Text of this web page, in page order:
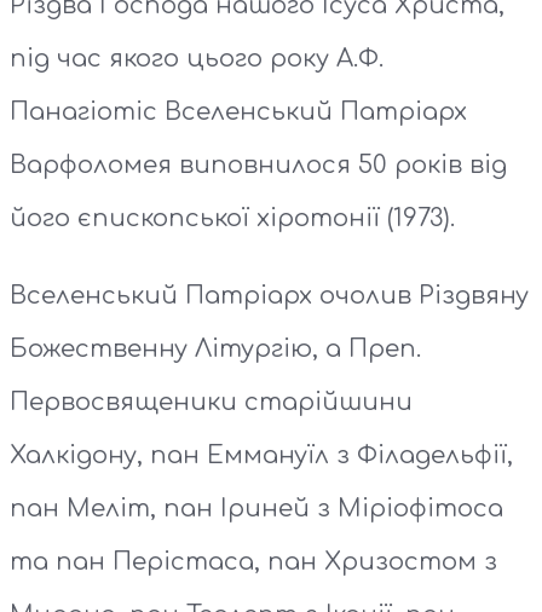
під час якого цього року А.Ф.
Панагіотіс Вселенський Патріарх
Варфоломея виповнилося 50 років від
його єпископської хіротонії (1973).
Вселенський Патріарх очолив Різдвяну
Божественну Літургію, а Преп.
Первосвященики старійшини
Халкідону, пан Еммануїл з Філадельфії,
пан Меліт, пан Іриней з Міріофітоса
та пан Перістаса, пан Хризостом з